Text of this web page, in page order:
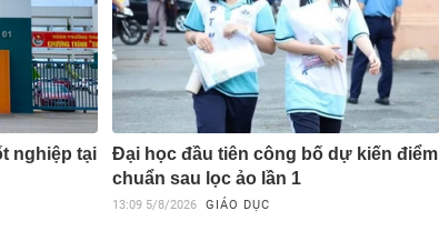
nghiệp tại
Đại học đầu tiên công bố dự kiến điểm
chuẩn sau lọc ảo lần 1
13:09 5/8/2026 GIÁO DỤC